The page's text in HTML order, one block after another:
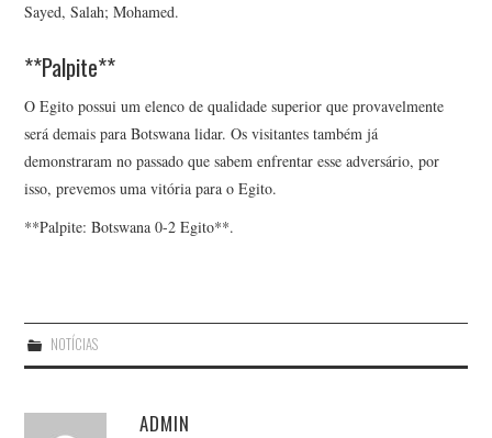
Sayed, Salah; Mohamed.
**Palpite**
O Egito possui um elenco de qualidade superior que provavelmente
será demais para Botswana lidar. Os visitantes também já
demonstraram no passado que sabem enfrentar esse adversário, por
isso, prevemos uma vitória para o Egito.
**Palpite: Botswana 0-2 Egito**.
NOTÍCIAS
ADMIN